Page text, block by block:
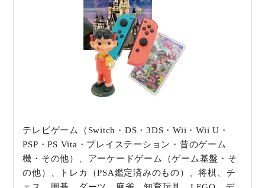
テレビゲーム（Switch・DS・3DS・Wii・Wii U・
PSP・PS Vita・プレイステーション・昔のゲーム
機・その他）、アーケードゲーム（ゲーム基盤・そ
の他）、トレカ（PSA鑑定済みのもの）、将棋、チ